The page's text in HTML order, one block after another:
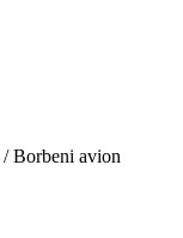
/ Borbeni avion